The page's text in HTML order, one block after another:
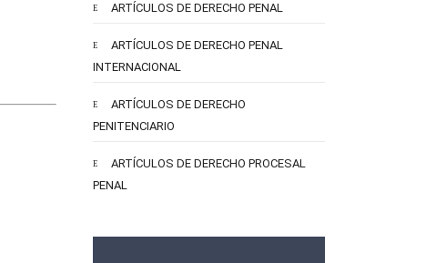
ARTÍCULOS DE DERECHO PENAL
ARTÍCULOS DE DERECHO PENAL
INTERNACIONAL
ARTÍCULOS DE DERECHO
PENITENCIARIO
ARTÍCULOS DE DERECHO PROCESAL
PENAL